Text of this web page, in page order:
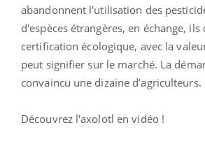
abandonnent l'utilisation des
d'espèces étrangères, en échange,
certification écologique, avec la
peut signifier sur le marché. La
convaincu une dizaine d’agriculteurs.
Découvrez l'axolotl en vidéo !